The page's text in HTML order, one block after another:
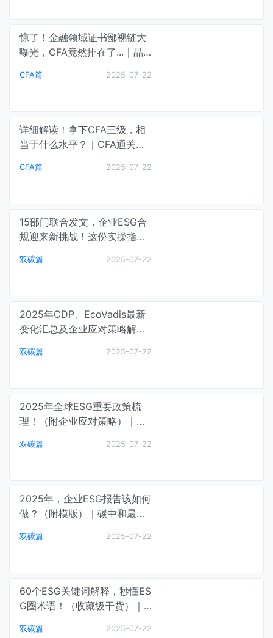
惊了！金融领域证书鄙视链大
曝光，CFA竟然排在了...｜品
CFA篇 2025-07-22
详细解读！拿下CFA三级，相
当于什么水平？｜CFA通关笔
CFA篇 2025-07-22
15部门联合发文，企业ESG合
规迎来新挑战！这份实操指南
双碳篇 2025-07-22
2025年CDP、EcoVadis最新
变化汇总及企业应对策略解读
双碳篇 2025-07-22
2025年全球ESG重要政策梳
理！（附企业应对策略）｜碳
双碳篇 2025-07-22
2025年，企业ESG报告该如何
做？（附模版）｜碳中和最前
双碳篇 2025-07-22
60个ESG关键词解释，秒懂ES
G圈术语！（收藏级干货）｜
双碳篇 2025-07-22